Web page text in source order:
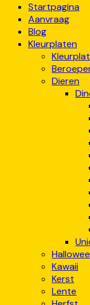
Startpagina
Aanvraag
Blog
Kleurplaten
Dieren
Kawaii
Kerst
Lente